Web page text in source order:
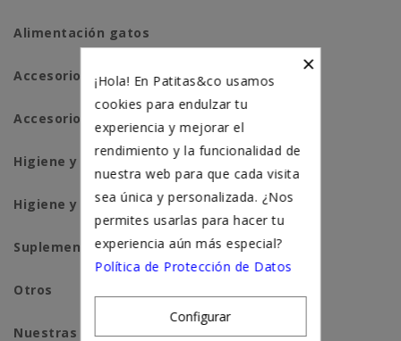
Alimentación gatos
Accesorios perros
Accesorios para gatos
Higiene y salud perros
Higiene y salud gatos
Suplementación natural
Otros
Nuestras tiendas
×
¡Hola! En Patitas&co usamos
cookies para endulzar tu
experiencia y mejorar el
rendimiento y la funcionalidad de
nuestra web para que cada visita
sea única y personalizada. ¿Nos
permites usarlas para hacer tu
experiencia aún más especial?
Política de Protección de Datos
Configurar